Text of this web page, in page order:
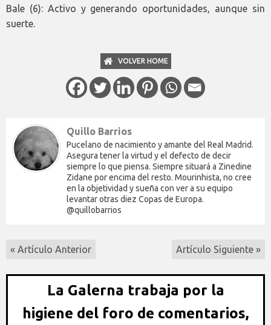
Bale (6): Activo y generando oportunidades, aunque sin
suerte.
VOLVER HOME
Quillo Barrios
Pucelano de nacimiento y amante del Real Madrid.
Asegura tener la virtud y el defecto de decir
siempre lo que piensa. Siempre situará a Zinedine
Zidane por encima del resto. Mourinhista, no cree
en la objetividad y sueña con ver a su equipo
levantar otras diez Copas de Europa.
@quillobarrios
« Artículo Anterior Artículo Siguiente »
La Galerna trabaja por la
higiene del foro de comentarios,